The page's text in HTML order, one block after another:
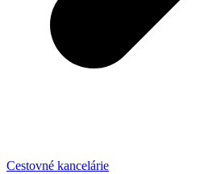
Cestovné kancelárie